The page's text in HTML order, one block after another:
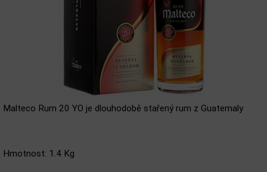
Malteco Rum 20 YO je dlouhodobě stařený rum z Guatemaly
Hmotnost: 1.4 Kg